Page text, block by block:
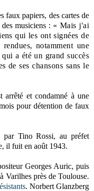
faux papiers, des cartes de
musiciens : « Mais j'ai
qui les ont signées de
notamment une
qui a été un grand succès
de ses chansons sans le
et condamné à une
pour détention de faux
Tino Rossi, au préfet
il fuit en août 1943.
Georges Auric, puis
Varilhes près de Toulouse.
. Norbert Glanzberg